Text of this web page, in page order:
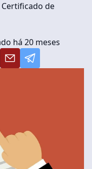
de
há 20 meses